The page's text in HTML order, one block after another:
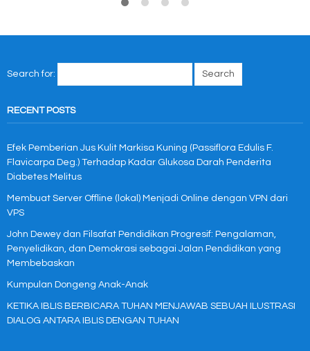
Search for:
RECENT POSTS
Efek Pemberian Jus Kulit Markisa Kuning (Passiflora Edulis F.
Flavicarpa Deg.) Terhadap Kadar Glukosa Darah Penderita
Diabetes Melitus
Membuat Server Offline (lokal) Menjadi Online dengan VPN dari
VPS
John Dewey dan Filsafat Pendidikan Progresif: Pengalaman,
Penyelidikan, dan Demokrasi sebagai Jalan Pendidikan yang
Membebaskan
Kumpulan Dongeng Anak-Anak
KETIKA IBLIS BERBICARA TUHAN MENJAWAB SEBUAH ILUSTRASI
DIALOG ANTARA IBLIS DENGAN TUHAN